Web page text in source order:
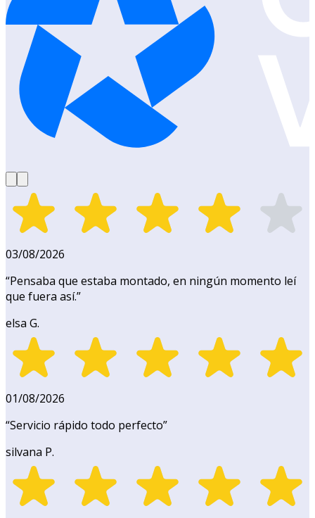
03/08/2026
“Pensaba que estaba montado, en ningún momento leí
que fuera así.”
elsa G.
01/08/2026
“Servicio rápido todo perfecto”
silvana P.